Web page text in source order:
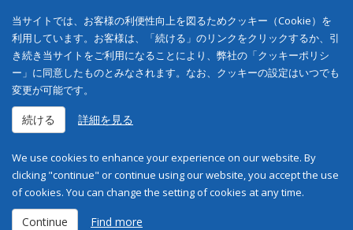
当サイトでは、お客様の利便性向上を図るためクッキー（Cookie）を
利用しています。お客様は、「続ける」のリンクをクリックするか、引
き続き当サイトをご利用になることにより、弊社の「クッキーポリシ
ー」に同意したものとみなされます。なお、クッキーの設定はいつでも
変更が可能です。
続ける 詳細を見る
We use cookies to enhance your experience on our website. By
clicking "continue" or continue using our website, you accept the use
of cookies. You can change the setting of cookies at any time.
Continue Find more